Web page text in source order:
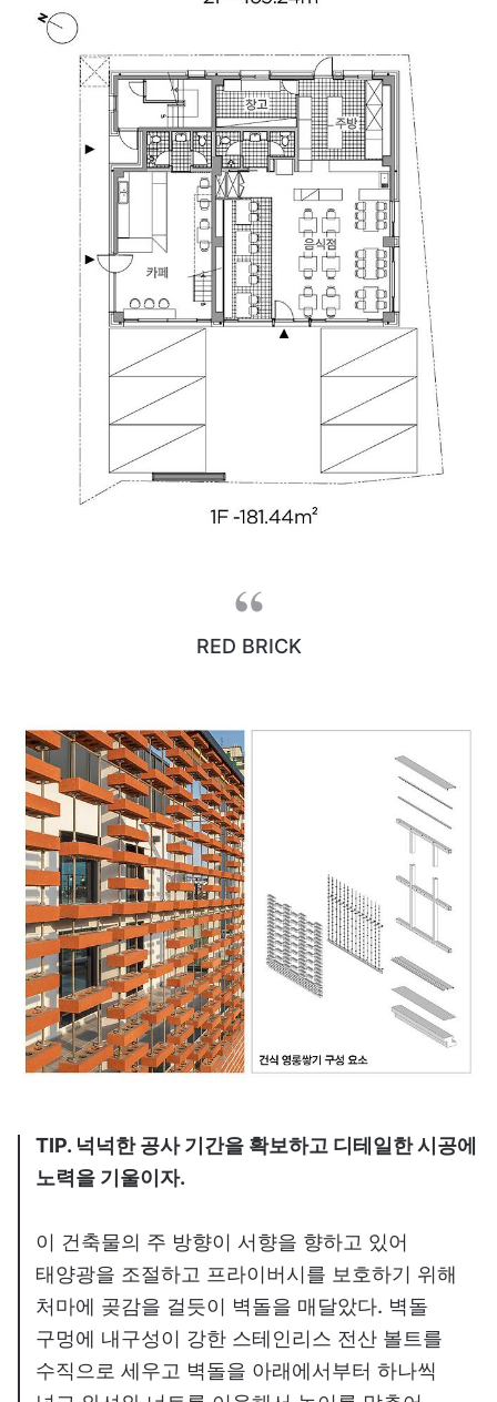
RED BRICK
TIP. 넉넉한 공사 기간을 확보하고 디테일한 시공에
노력을 기울이자.
이 건축물의 주 방향이 서향을 향하고 있어
태양광을 조절하고 프라이버시를 보호하기 위해
처마에 곶감을 걸듯이 벽돌을 매달았다. 벽돌
구멍에 내구성이 강한 스테인리스 전산 볼트를
수직으로 세우고 벽돌을 아래에서부터 하나씩